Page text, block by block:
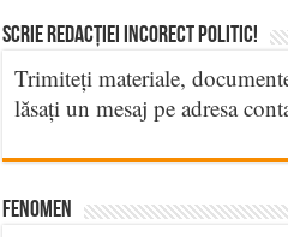
Scrie Redacției Incorect Politic!
Trimiteți materiale,
lăsați un mesaj pe adresa
Fenomen